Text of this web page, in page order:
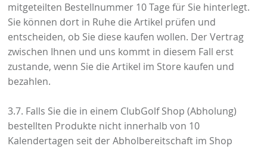
mitgeteilten Bestellnummer 10 Tage für Sie hinterlegt.
Sie können dort in Ruhe die Artikel prüfen und
entscheiden, ob Sie diese kaufen wollen. Der Vertrag
zwischen Ihnen und uns kommt in diesem Fall erst
zustande, wenn Sie die Artikel im Store kaufen und
bezahlen.
3.7. Falls Sie die in einem ClubGolf Shop (Abholung)
bestellten Produkte nicht innerhalb von 10
Kalendertagen seit der Abholbereitschaft im Shop